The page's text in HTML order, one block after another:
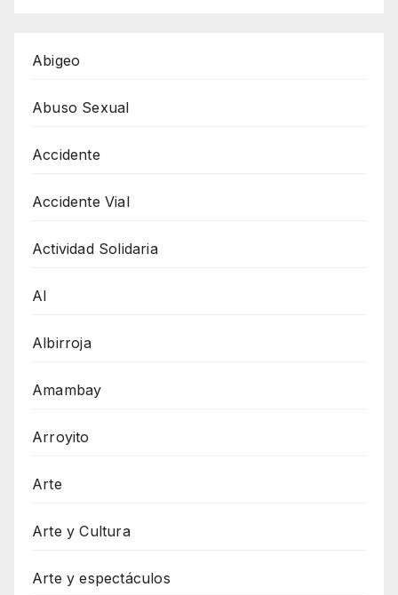
Abigeo
Abuso Sexual
Accidente
Accidente Vial
Actividad Solidaria
AI
Albirroja
Amambay
Arroyito
Arte
Arte y Cultura
Arte y espectáculos